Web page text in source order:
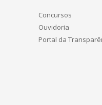
Concursos
Ouvidoria
Portal da